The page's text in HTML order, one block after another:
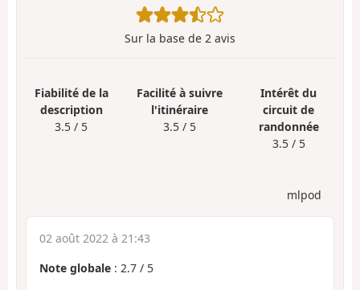
Sur la base de 2 avis
Fiabilité de la
description
3.5 / 5
Facilité à suivre
l'itinéraire
3.5 / 5
Intérêt du
circuit de
randonnée
3.5 / 5
mlpod
02 août 2022 à 21:43
Note globale : 2.7 / 5